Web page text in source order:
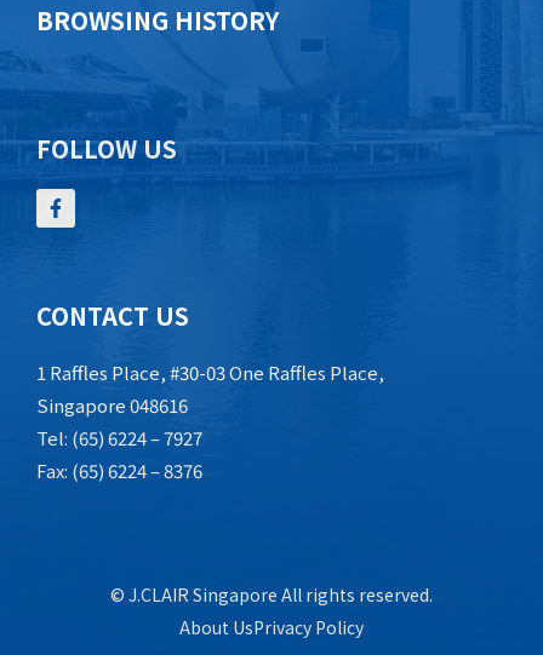
BROWSING HISTORY
FOLLOW US
CONTACT US
1 Raffles Place, #30-03 One Raffles Place,
Singapore 048616
Tel: (65) 6224 – 7927
Fax: (65) 6224 – 8376
© J.CLAIR Singapore All rights reserved.
About UsPrivacy Policy